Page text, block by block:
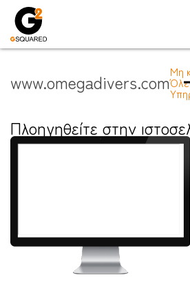
www.omegadivers.comΜη
Πλοηγηθείτε στην